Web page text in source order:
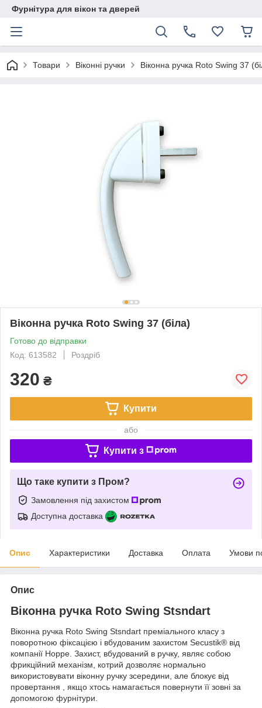
Фурнітура для вікон та дверей
Товари Віконні ручки Віконна ручка Roto Swing 37
Віконна ручка Roto Swing 37 (біла)
Готово до відправки
Код: 613582
Роздріб
320 ₴
Купити
або
Купити з
Що таке купити з Пром?
Замовлення під захистом
Доступна доставка
Опис Характеристики Доставка Оплата Умови
Опис
Віконна ручка Roto Swing Stsndart
Віконна ручка Roto Swing Stsndart преміального класу з
поворотною фіксацією і вбудованим захистом Secustik® від
компанії Hoppe. Захист, вбудований в ручку, являє собою
фрикційний механізм, котрий дозволяє нормально
використовувати віконну ручку зсередини, але блокує від
провертання , якщо хтось намагається повернути її зовні за
допомогою фурнітури.